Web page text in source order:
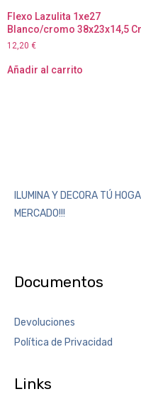
Flexo Lazulita 1xe27
Blanco/cromo 38x23x14,5
12,20 €
Añadir al carrito
ILUMINA Y DECORA TÚ
MERCADO!!!
Documentos
Devoluciones
Política de Privacidad
Links